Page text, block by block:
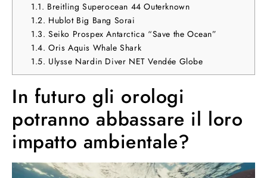
1.1. Breitling Superocean 44 Outerknown
1.2. Hublot Big Bang Sorai
1.3. Seiko Prospex Antarctica “Save the Ocean”
1.4. Oris Aquis Whale Shark
1.5. Ulysse Nardin Diver NET Vendée Globe
In futuro gli orologi
potranno abbassare il loro
impatto ambientale?